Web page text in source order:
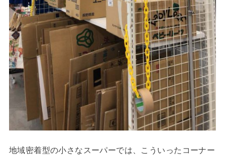
地域密着型の小さなスーパーでは、こういったコーナー